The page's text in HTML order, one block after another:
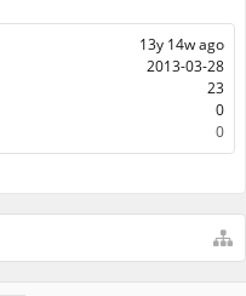
13y 14w ago
2013-03-28
23
0
0